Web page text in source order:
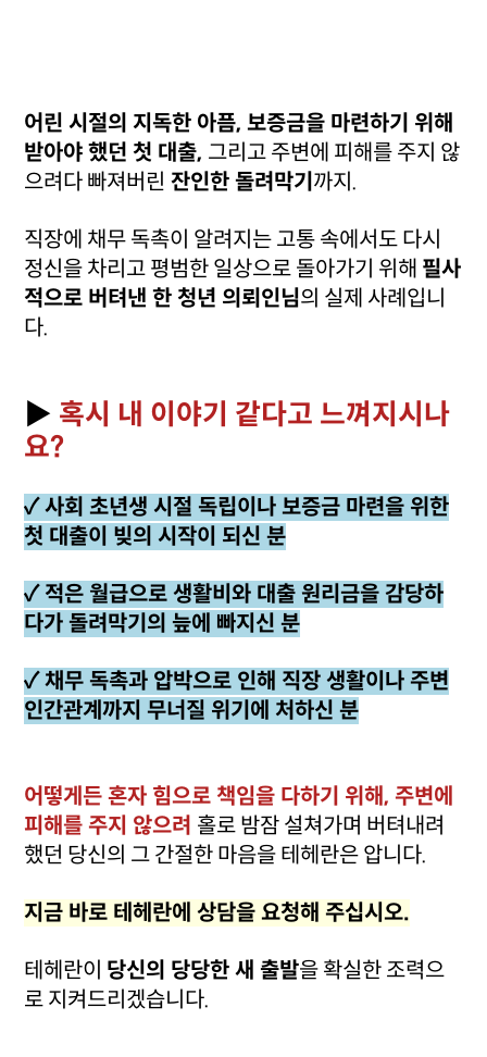
어린 시절의 지독한 아픔, 보증금을 마련하기 위해
받아야 했던 첫 대출, 그리고 주변에 피해를 주지 않
으려다 빠져버린 잔인한 돌려막기 까지.
직장에 채무 독촉이 알려지는 고통 속에서도 다시
정신을 차리고 평범한 일상으로 돌아가기 위해 필사
적으로 버텨낸 한 청년 의뢰인님의 실제 사례입니
다.
▶ 혹시 내 이야기 같다고 느껴지시나
요?
✓ 사회 초년생 시절 독립이나 보증금 마련을 위한
첫 대출이 빚의 시작이 되신 분
✓ 적은 월급으로 생활비와 대출 원리금을 감당하
다가 돌려막기의 늪에 빠지신 분
✓ 채무 독촉과 압박으로 인해 직장 생활이나 주변
인간관계까지 무너질 위기에 처하신 분
어떻게든 혼자 힘으로 책임을 다하기 위해, 주변에
피해를 주지 않으려 홀로 밤잠 설쳐가며 버텨내려
했던 당신의 그 간절한 마음을 테헤란은 압니다.
지금 바로 테헤란에 상담을 요청해 주십시오.
테헤란이 당신의 당당한 새 출발을 확실한 조력으
로 지켜드리겠습니다.